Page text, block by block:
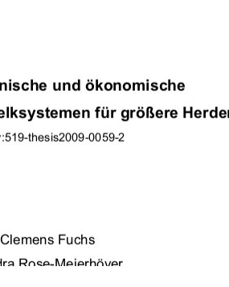
und ökonomische
für größere
thesis2009-0059-2
Fuchs
Rose-Meierhöver